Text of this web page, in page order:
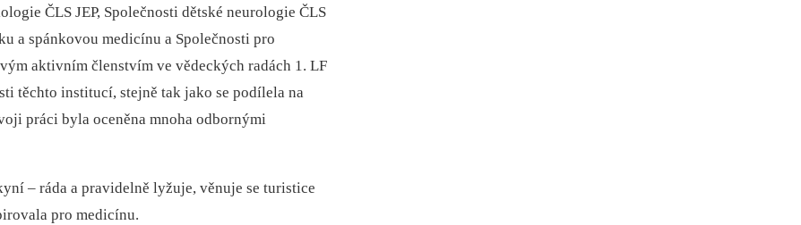
ČLS JEP, Společnosti dětské neurologie ČLS
a spánkovou medicínu a Společnosti pro
aktivním členstvím ve vědeckých radách 1. LF
těchto institucí, stejně tak jako se podílela na
práci byla oceněna mnoha odbornými
–⁠ ráda a pravidelně lyžuje, věnuje se turistice
pro medicínu.